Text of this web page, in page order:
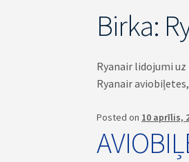
Birka:
Ryanair lidojumi
Ryanair
Posted on 10 aprīlis,